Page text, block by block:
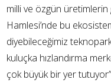
milli ve özgün
Hamlesi’nde bu
diyebileceğimiz
kuluçka hızlandırma
çok büyük bir yer